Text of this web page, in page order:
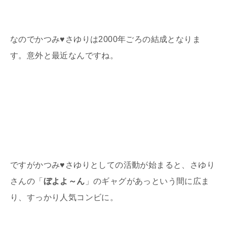
なのでかつみ♥ さゆりは2000年ごろの結成となりま
す。意外と最近なんですね。
ですがかつみ♥ さゆりとしての活動が始まると、さゆり
さんの「 ぼよよ～ん 」のギャグがあっという間に広ま
り、すっかり人気コンビに。